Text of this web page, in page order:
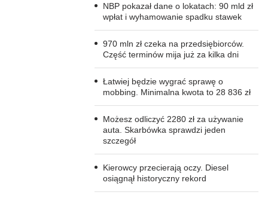
NBP pokazał dane o lokatach: 90 mld zł
wpłat i wyhamowanie spadku stawek
970 mln zł czeka na przedsiębiorców.
Część terminów mija już za kilka dni
Łatwiej będzie wygrać sprawę o
mobbing. Minimalna kwota to 28 836 zł
Możesz odliczyć 2280 zł za używanie
auta. Skarbówka sprawdzi jeden
szczegół
Kierowcy przecierają oczy. Diesel
osiągnął historyczny rekord